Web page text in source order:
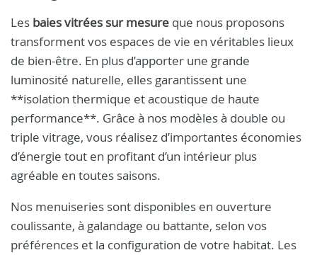
Les baies vitrées sur mesure que nous proposons
transforment vos espaces de vie en véritables lieux
de bien-être. En plus d’apporter une grande
luminosité naturelle, elles garantissent une
**isolation thermique et acoustique de haute
performance**. Grâce à nos modèles à double ou
triple vitrage, vous réalisez d’importantes économies
d’énergie tout en profitant d’un intérieur plus
agréable en toutes saisons.
Nos menuiseries sont disponibles en ouverture
coulissante, à galandage ou battante, selon vos
préférences et la configuration de votre habitat. Les